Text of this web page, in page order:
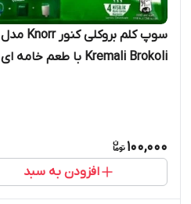
سوپ کلم بروکلی کنور Knorr مدل
Kremali Brokoli با طعم خامه ای
100,000
افزودن به سبد